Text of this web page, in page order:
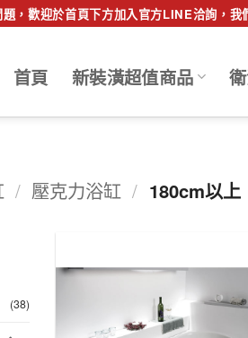
，歡迎於首頁下方加入官方LINE洽詢，我
首頁 新裝潢超值商品
/ 壓克力浴缸 / 180cm以上
(38)